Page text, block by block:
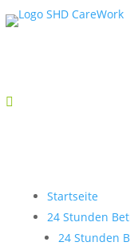

Startseite
24 Stunden
24 Stunden